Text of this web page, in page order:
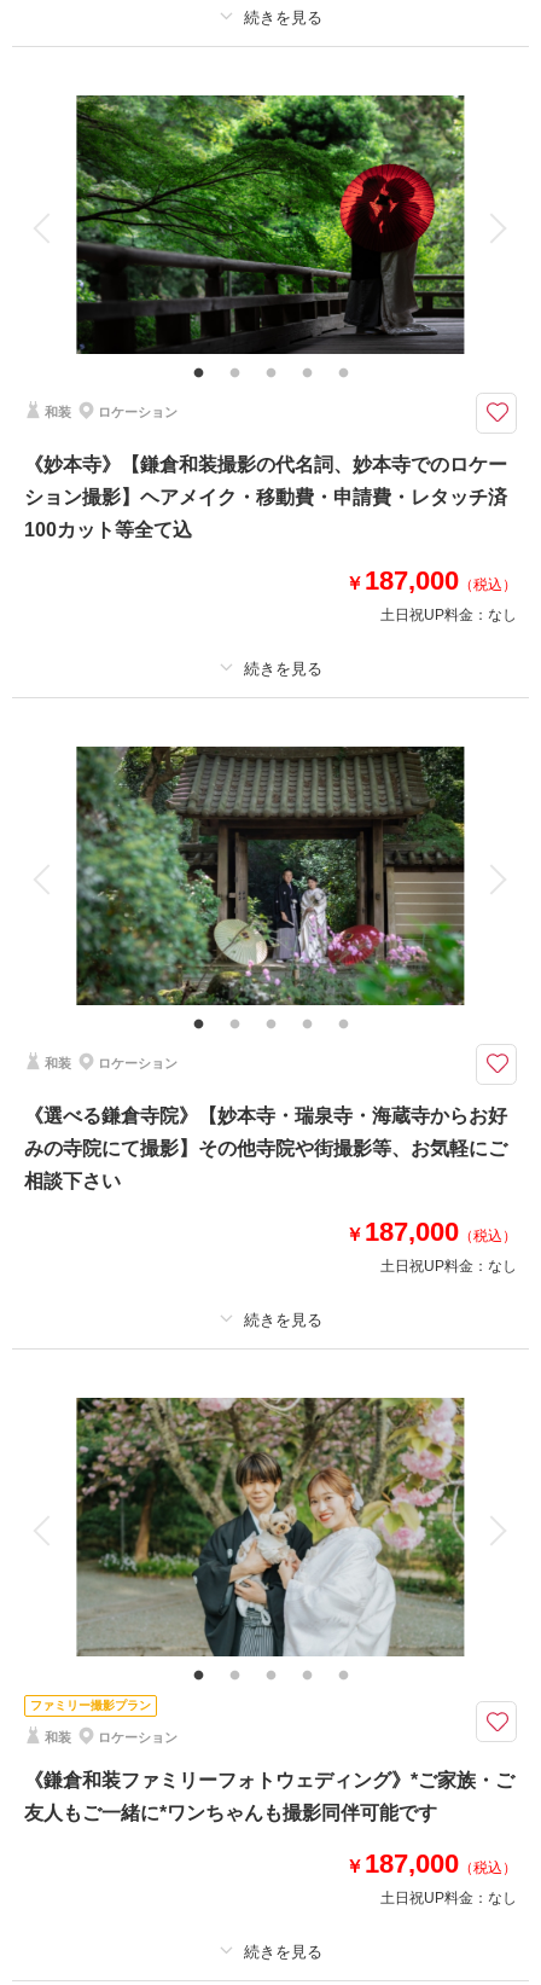
撮影日：2024年9月18日
相談予約する
来店・オンライン
撮影日の空き
を確認する
撮影料 新婦衣装1着 新郎衣装1着
着付け ヘアメイク 小物一式
アルバム データ 150 カット 台紙付写真
衣装追加 会食 挙式
家族と撮影 家族用衣装レンタル ペットと撮影
その他含むもの
150カットデータ（納期約3週間/レタッチ済）・ヘアメイク・撮影アテン
ド・アクセサリー類レンタル・ベールレンタル・セミオーダーブーケブーケ
（撮影後記念にお持ち帰り可）
お散歩しながら一緒に撮影ができる// もちろんお二人だけでの撮影も行いま
⚫︎葉山・三浦エリアロケーション撮影
⚫︎データ：約150カット（色味補正等レタッチ済）
⚫︎納期：約3週間
⚫︎お花：セミオーダーでお好みのドライフラワーブーケ＆ブートニア作成
このプランで撮影可能な撮影レポート
相談予約する
来店・オンライン
撮影日の空き
を確認する
和装 ロケーション
《妙本寺》【鎌倉和装撮影の代名詞、妙本寺でのロケー
ション撮影】ヘアメイク・移動費・申請費・レタッチ済
100カット等全て込
￥ 187,000 （税込）
土日祝UP料金： なし
撮影料 新婦衣装1着 新郎衣装1着
着付け ヘアメイク 小物一式
アルバム データ 100 カット 台紙付写真
衣装追加 会食 挙式
家族と撮影 家族用衣装レンタル ペットと撮影
その他含むもの
撮影データ（約100カット）・白無垢or色打掛・紋付袴・ヘアメイク・着付
け・撮影アテンド・撮影小物・和ブーケ・移動費・施設利用料
＜四季折々の自然を堪能＞新郎新婦お着物一式〜撮影小物まで全てがプラン
に含まれております。2着目掛け替え￥5,500
⚫︎データ：約100カット（色味補正などレタッチ済）
⚫︎納期：約3週間
⚫︎所要時間：お支度から撮影終了まで3.5-4時間
撮影日：2026年5月24日
相談予約する
来店・オンライン
撮影日の空き
を確認する
和装 ロケーション
《選べる鎌倉寺院》【妙本寺・瑞泉寺・海蔵寺からお好
みの寺院にて撮影】その他寺院や街撮影等、お気軽にご
相談下さい
￥ 187,000 （税込）
土日祝UP料金： なし
撮影料 新婦衣装1着 新郎衣装1着
着付け ヘアメイク 小物一式
アルバム データ 100 カット 台紙付写真
衣装追加 会食 挙式
家族と撮影 家族用衣装レンタル ペットと撮影
その他含むもの
撮影データ（約100カット）・白無垢or色打掛・紋付袴・ヘアメイク・着付
け・撮影アテンド・撮影小物・和ブーケ・移動費・施設利用料
＜四季折々の自然を堪能＞撮影に必要なものが全てプランに含まれています
【データ約100カット・衣装一式・美容・移動・申請等全て込】
⚫︎データ：約100カット（色味補正などレタッチ済）
⚫︎納期：約3週間
⚫︎所要時間：お支度から撮影終了まで3.5-4時間
このプランで撮影可能な撮影レポート
ファミリー撮影プラン
和装 ロケーション
《鎌倉和装ファミリーフォトウェディング》*ご家族・ご
友人もご一緒に*ワンちゃんも撮影同伴可能です
￥ 187,000 （税込）
土日祝UP料金： なし